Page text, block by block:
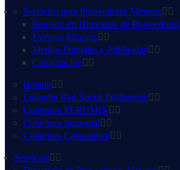
Servicios para Proveedores Mineros
Registro en Directorio de Proveedores
Eventos Mineros
Medios Digitales y Publicidad
Capacitación
Boletin
Linkedin Red Social Profesional
Cobertura PERUMIN
Cobertura Industrial
Cobertura Corporativa
Servicios